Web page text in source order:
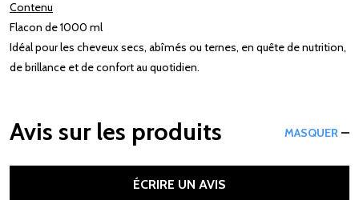
Contenu
Flacon de 1000 ml
Idéal pour les cheveux secs, abîmés ou ternes, en quête de nutrition,
de brillance et de confort au quotidien.
Avis sur les produits MASQUER
ÉCRIRE UN AVIS